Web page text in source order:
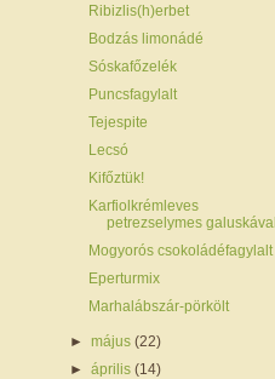
Ribizlis(h)erbet
Bodzás limonádé
Sóskafőzelék
Puncsfagylalt
Tejespite
Lecsó
Kifőztük!
Karfiolkrémleves
petrezselymes galuskával
Mogyorós csokoládéfagylalt
Eperturmix
Marhalábszár-pörkölt
►május(22)
►április(14)